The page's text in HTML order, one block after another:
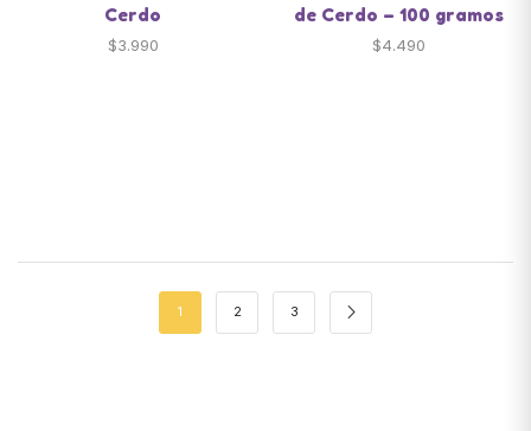
Cerdo
$3.990
de Cerdo – 100 gramos
$4.490
1 2 3